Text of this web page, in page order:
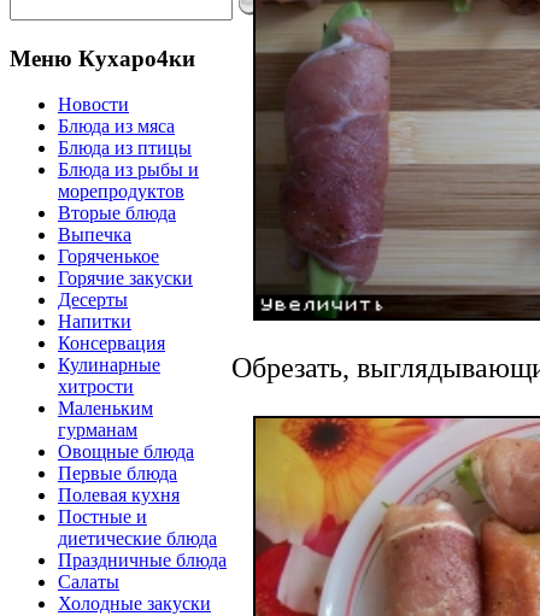
Меню Кухаро4ки
Новости
Блюда из мяса
Блюда из птицы
Блюда из рыбы и
морепродуктов
Вторые блюда
Выпечка
Горяченькое
Горячие закуски
Десерты
Напитки
Консервация
Кулинарные
хитрости
Маленьким
гурманам
Овощные блюда
Первые блюда
Полевая кухня
Постные и
диетические блюда
Праздничные блюда
Салаты
Холодные закуски
Обрезать,